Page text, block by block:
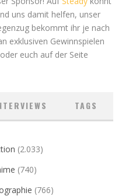
uns damit helfen, unser
bekommt ihr je nach
exklusiven Gewinnspielen
euch auf der Seite
TAGS
(2.033)
(740)
(766)